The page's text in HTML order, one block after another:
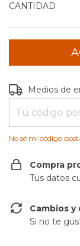
CANTIDAD
Entregas para el
Medios de
No sé mi código
Compra
Tus datos
Cambios
Si no te